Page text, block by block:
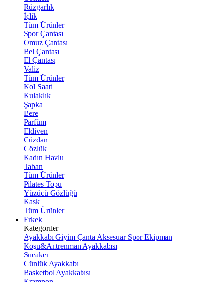
Rüzgarlık
İçlik
Tüm Ürünler
Spor Çantası
Omuz Çantası
Bel Çantası
El Çantası
Valiz
Tüm Ürünler
Kol Saati
Kulaklık
Şapka
Bere
Parfüm
Eldiven
Cüzdan
Gözlük
Kadın Havlu
Taban
Tüm Ürünler
Pilates Topu
Yüzücü Gözlüğü
Kask
Tüm Ürünler
Erkek
Kategoriler
Ayakkabı Giyim Çanta Aksesuar Spor Ekipman
Koşu&Antrenman Ayakkabısı
Sneaker
Günlük Ayakkabı
Basketbol Ayakkabısı